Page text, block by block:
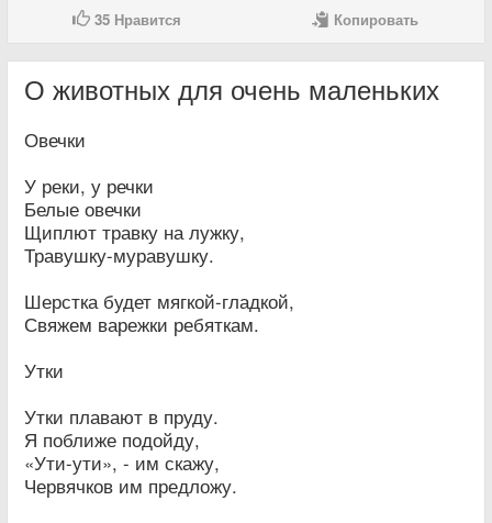
35 Нравится Копировать
О животных для очень маленьких
Овечки
У реки, у речки
Белые овечки
Щиплют травку на лужку,
Травушку-муравушку.
Шерстка будет мягкой-гладкой,
Свяжем варежки ребяткам.
Утки
Утки плавают в пруду.
Я поближе подойду,
«Ути-ути», - им скажу,
Червячков им предложу.